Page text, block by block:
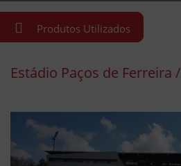
Produtos Utilizados
Estádio Paços de Ferreira /